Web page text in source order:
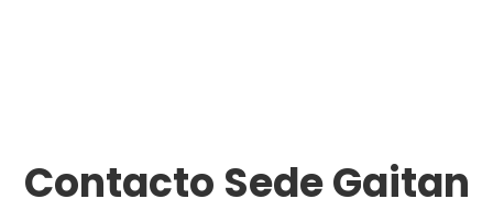
Contacto Sede Gaitan